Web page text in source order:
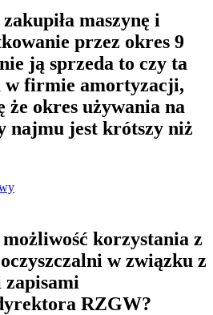
maszynę i
przez okres 9
ją sprzeda to czy ta
w firmie amortyzacji,
że okres używania na
najmu jest krótszy niż
korzystania z
w związku z
RZGW?